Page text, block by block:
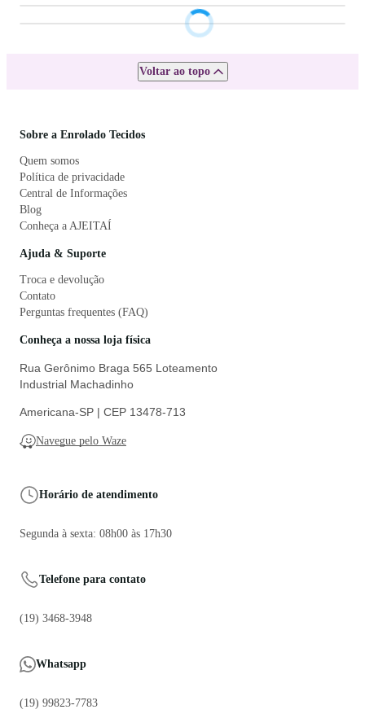
Voltar ao topo
Sobre a Enrolado Tecidos
Quem somos
Política de privacidade
Central de Informações
Blog
Conheça a AJEITAÍ
Ajuda & Suporte
Troca e devolução
Contato
Perguntas frequentes (FAQ)
Conheça a nossa loja física
Rua Gerônimo Braga 565 Loteamento
Industrial Machadinho
Americana-SP | CEP 13478-713
Navegue pelo Waze
Horário de atendimento
Segunda à sexta: 08h00 às 17h30
Telefone para contato
(19) 3468-3948
Whatsapp
(19) 99823-7783